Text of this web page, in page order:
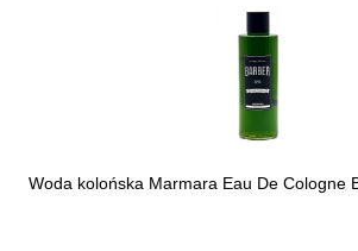
Woda kolońska Marmara Eau De Cologne